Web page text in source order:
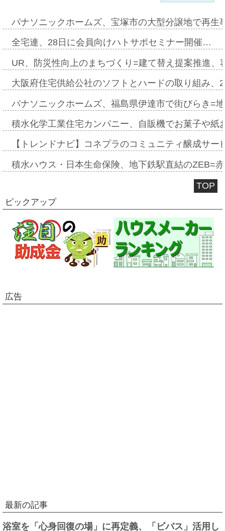
パナソニックホームズ、宝塚市の大型分譲地で再
全宅連、28日に会員向けハトサポセミナー開催…
UR、防災性向上のまちづくり=建て替え提案推進
大阪府住宅供給公社のソフトとハードの取り組み
パナソニックホームズ、福島県伊達市で街びらき=
積水化学工業住宅カンパニー、自販機でお菓子や
【トレンドナビ】コネプラのコミュニティ醸成サ
積水ハウス・日本生命保険、地下鉄駅直結のZEB=
TOP
ピックアップ
広告
最新の記事
浴室を「心身回復の場」に再定義、「ビバス」活用し